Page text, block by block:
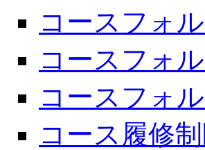
コースフォ
コースフォ
コースフォ
コース履修